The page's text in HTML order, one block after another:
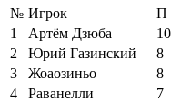
№ Игрок
П
1
Артём Дзюба
10
2
Юрий Газинский
8
3
Жоаозиньо
8
4
Раванелли
7